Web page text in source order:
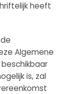
heeft
Algemene
is, zal